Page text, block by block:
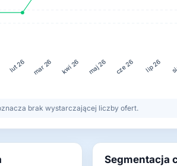
lut 26 mar 26 kwi 26 maj 26 cze 26 lip 26
brak wystarczającej liczby ofert.
Segmentacja